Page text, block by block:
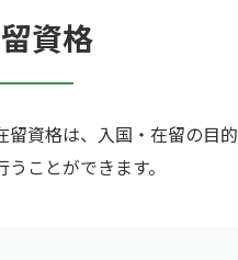
資格
留資格は、入国・在留の目
うことができます。